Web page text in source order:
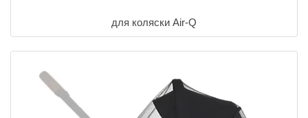
для коляски Air-Q